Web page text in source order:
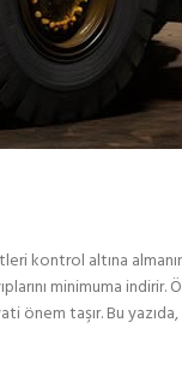
kontrol altına
minimuma
taşır. Bu